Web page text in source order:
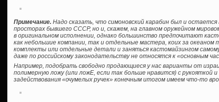
Примечание. Надо сказать, что симоновский карабин был и
просторах бывшего СССР, но и, скажем, на главном оружейном
в оригинальном исполнении, однако большинство предпочитают
как небольшие компании, так и отдельные мастера, коих за океаном
комплекты или отдельные детали и заняться кастомайзингом
даже по российскому законодательству не относятся к «основным
Например, подобрать свободно продающиеся у нас варианты от
полимерную ложу (или ложЕ, если так больше нравится) с рукояткой
задействования «очумелых ручек» конечным итогом имеем что-то